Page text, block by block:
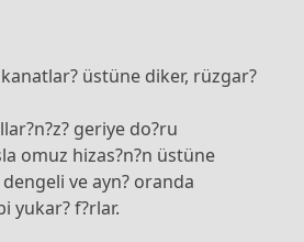
üstüne diker, rüzgar?
geriye do?ru
omuz hizas?n?n üstüne
ve ayn? oranda
yukar? f?rlar.